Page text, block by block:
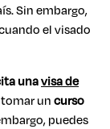
Sin embargo,
el visado
unavisa de
uncurso
puedes